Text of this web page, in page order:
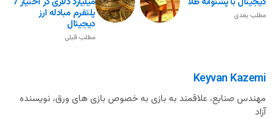
پلتفرم مبادله ارز
دیجیتال
مطلب قبلی
مطلب بعدی
Keyvan Kazemi
مهندس صنایع، علاقمند به بازی به خصوص بازی های ورق، نویسنده
آزاد